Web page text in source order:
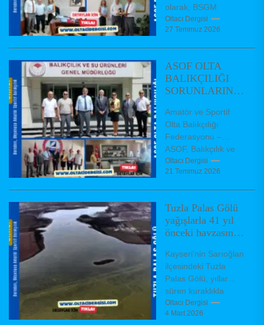
olarak, BSGM
Balıkçılık ve Su
Ürünleri Genel Müdür
Oltacı Dergisi
27 Temmuz 2026
ASOF OLTA
BALIKÇILIĞI
SORUNLARININ
GENEL
MÜDÜRLÜĞÜ
ZİYARET ETTİ.
Amatör ve Sportif
Olta Balıkçılığı
Federasyonu –
ASOF, Balıkçılık ve
Su Ürünleri Genel
Müdürü Turgay
etti. ASOF...
Oltacı Dergisi
21 Temmuz 2026
Tuzla Palas Gölü
yağışlarla 41 yıl
önceki havzasına
Kayseri'nin Sarıoğlan
ilçesindeki Tuzla
Palas Gölü, yıllar
süren kuraklıkla
küçülerek geçen yıl
20 kilometrekareye
Oltacı Dergisi
4 Mart 2026